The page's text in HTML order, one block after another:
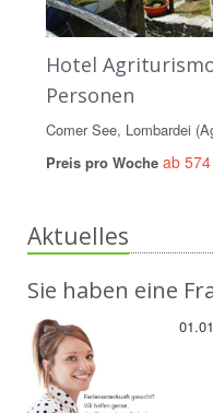
Hotel
Personen
Comer See, Lombardei
Preis pro Woche ab
Aktuelles
Sie haben eine